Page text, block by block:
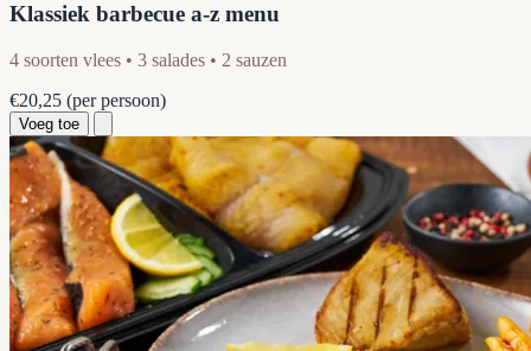
Klassiek barbecue a-z menu
4 soorten vlees • 3 salades • 2 sauzen
€20,25 (per persoon)
Voeg toe